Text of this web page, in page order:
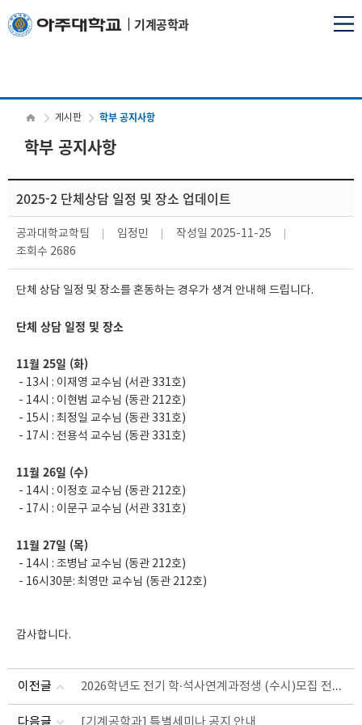
기계공학과
게시판 학부 공지사항
학부 공지사항
2025-2 단체상담 일정 및 장소 업데이트
공과대학교학팀 임정민 작성일 2025-11-25
조회수 2686
단체 상담 일정 및 장소를 혼동하는 경우가 생겨 안내해 드립니다.
단체 상담 일정 및 장소
11월 25일 (화)
- 13시 : 이재영 교수님 (서관 331호)
- 14시 : 이현범 교수님 (동관 212호)
- 15시 : 최정일 교수님 (동관 331호)
- 17시 : 전용석 교수님 (동관 331호)
11월 26일 (수)
- 14시 : 이정호 교수님 (동관 212호)
- 17시 : 이문구 교수님 (서관 331호)
11월 27일 (목)
- 14시 : 조병남 교수님 (동관 212호)
- 16시30분: 최영만 교수님 (동관 212호)
감사합니다.
이전글 2026학년도 전기 학·석사연계과정생 (수시)모집 전형 실시 안내
다음글 [기계공학과] 특별세미나 공지 안내